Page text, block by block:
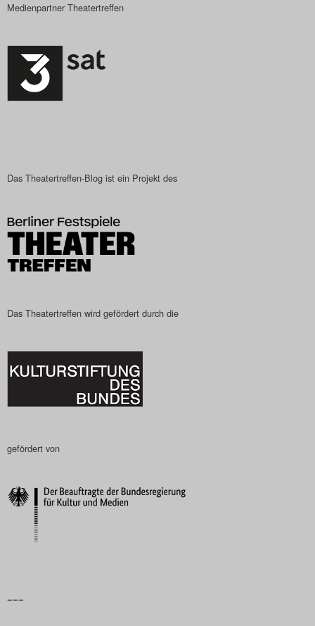
Medienpartner Theatertreffen
Das Theatertreffen-Blog ist ein Projekt des
Das Theatertreffen wird gefördert durch die
gefördert von
–––